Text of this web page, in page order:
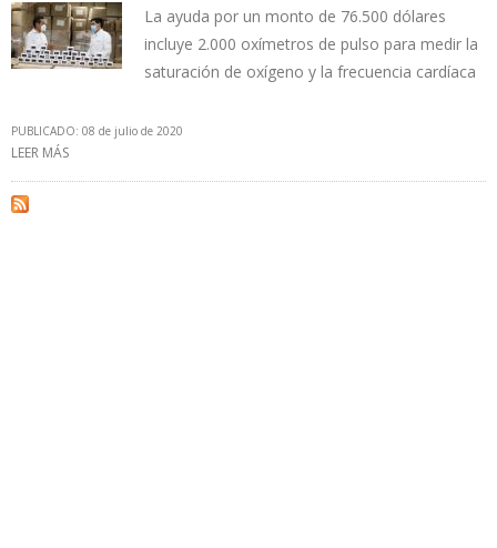
La ayuda por un monto de 76.500 dólares
incluye 2.000 oxímetros de pulso para medir la
saturación de oxígeno y la frecuencia cardíaca
PUBLICADO: 08 de julio de 2020
LEER MÁS